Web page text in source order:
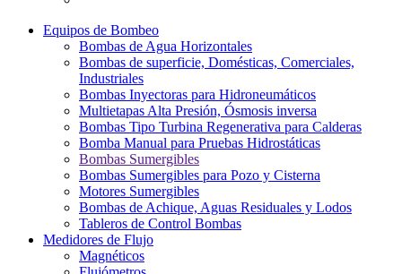
Equipos de Bombeo
Bombas de Agua Horizontales
Bombas de superficie, Domésticas, Comerciales,
Industriales
Bombas Inyectoras para Hidroneumáticos
Multietapas Alta Presión, Ósmosis inversa
Bombas Tipo Turbina Regenerativa para Calderas
Bomba Manual para Pruebas Hidrostáticas
Bombas Sumergibles
Bombas Sumergibles para Pozo y Cisterna
Motores Sumergibles
Bombas de Achique, Aguas Residuales y Lodos
Tableros de Control Bombas
Medidores de Flujo
Magnéticos